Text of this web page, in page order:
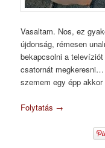
Vasaltam. Nos, ez
újdonság, rémesen
bekapcsolni a
csatornát
szemem egy épp
Folytatás →